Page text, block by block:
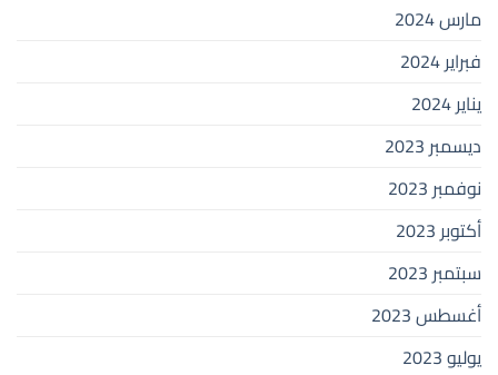
مارس 2024
فبراير 2024
يناير 2024
ديسمبر 2023
نوفمبر 2023
أكتوبر 2023
سبتمبر 2023
أغسطس 2023
يوليو 2023